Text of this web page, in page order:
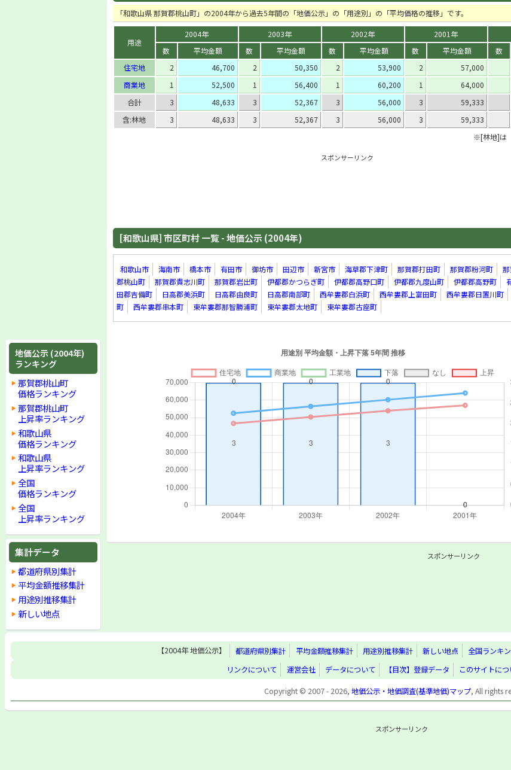
地価公示 (2004年)
ランキング
那賀郡桃山町
価格ランキング
那賀郡桃山町
上昇率ランキング
和歌山県
価格ランキング
和歌山県
上昇率ランキング
全国
価格ランキング
全国
上昇率ランキング
集計データ
都道府県別集計
平均金額推移集計
用途別推移集計
新しい地点
「和歌山県 那賀郡桃山町」の2004年から過去5年間の「地価公示」の「用途別」の「平均価格の推移」です。
用途
2004年 2003年 2002年
2001年
数
平均金額 数 平均金額 数 平均金額 数 平均金額 数
住宅地
2 46,700 2 50,350 2 53,900 2
57,000
商業地
1 52,500 1 56,400 1 60,200 1
64,000
合計
3 48,633 3 52,367 3 56,000 3
59,333
含:林地
3 48,633 3 52,367 3 56,000 3
59,333
※[林地]は
スポンサーリンク
[和歌山県] 市区町村 一覧 - 地価公示 (2004年)
和歌山市 海南市 橋本市 有田市 御坊市 田辺市 新宮市 海草郡下津町 那賀郡打田町 那賀郡粉河町
郡桃山町
那賀郡貴志川町 那賀郡岩出町 伊都郡かつらぎ町 伊都郡高野口町 伊都郡九度山町 伊都郡高野町
田郡吉備町
日高郡美浜町 日高郡由良町 日高郡南部町 西牟婁郡白浜町 西牟婁郡上富田町 西牟婁郡日置川町
町
西牟婁郡串本町 東牟婁郡那智勝浦町 東牟婁郡太地町 東牟婁郡古座町
スポンサーリンク
【2004年 地価公示】 都道府県別集計 平均金額推移集計 用途別推移集計 新しい地点 全国ランキ
リンクについて
運営会社 データについて 【目次】登録データ このサイトに
Copyright © 2007 - 2026,地価公示・地価調査(基準地価)マップ, All rights
スポンサーリンク